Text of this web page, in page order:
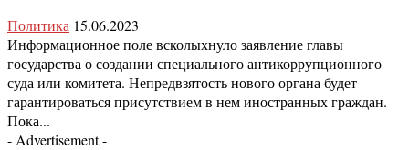
Политика 15.06.2023
Информационное поле всколыхнуло заявление главы
государства о создании специального антикоррупционного
суда или комитета. Непредвзятость нового органа будет
гарантироваться присутствием в нем иностранных граждан.
Пока...
- Advertisement -